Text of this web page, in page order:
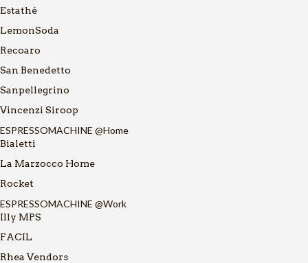
Estathé
LemonSoda
Recoaro
San Benedetto
Sanpellegrino
Vincenzi Siroop
ESPRESSOMACHINE @Home
Bialetti
La Marzocco Home
Rocket
ESPRESSOMACHINE @Work
Illy MPS
FACIL
Rhea Vendors